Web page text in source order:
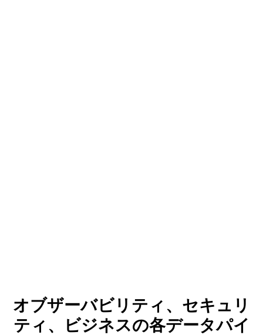
オブザーバビリティ、セキュリ
ティ、ビジネスの各データパイ